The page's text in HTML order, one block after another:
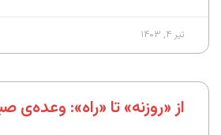
تیر ۴, ۱۴۰۳
از «روزنه» تا «راه»: